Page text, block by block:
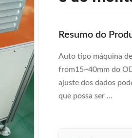
Resumo do
Auto tipo máquina
from15~40mm do
ajuste dos dados
que possa ser ...